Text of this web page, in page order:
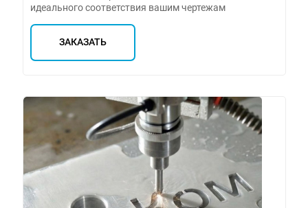
идеального соответствия вашим чертежам
ЗАКАЗАТЬ